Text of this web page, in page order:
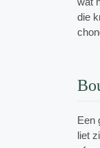
die
Een
liet